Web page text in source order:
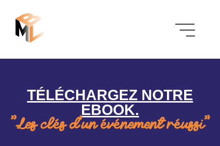
TÉLÉCHARGEZ NOTRE
EBOOK.
"Les clés d'un événement réussi"